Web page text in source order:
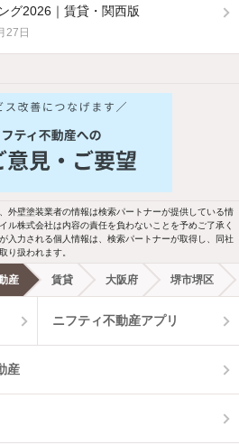
グ2026｜賃貸・関西版
27日
2階以上
独立洗面台
都市ガス
オートロック
外壁塗装業者の情報は検索パートナーが提供している情
ル株式会社は内容の責任を負わないことを予めご了承く
入力される個人情報は、検索パートナーが取得し、同社
り扱われます。
産 賃貸 大阪府 堺市堺区
ニフティ不動産アプリ
産